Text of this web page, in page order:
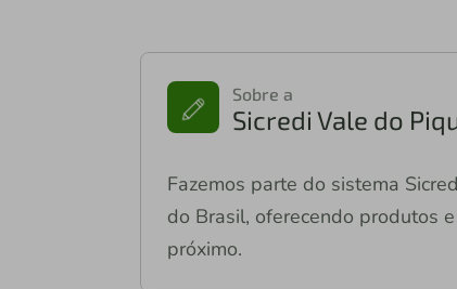
Sobre a
Sicredi Vale do
Fazemos parte do sistema
do Brasil, oferecendo produtos
próximo.